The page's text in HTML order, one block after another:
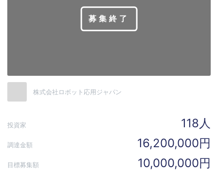
募集終了
株式会社ロボット応用ジャパン
投資家 118人
調達金額 16,200,000円
目標募集額 10,000,000円